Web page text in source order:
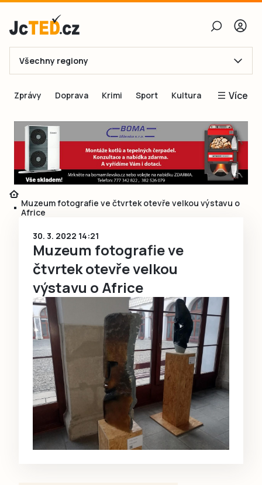
E-mail
Obnovit heslo
Přihlásit se
Všechny regiony
Zprávy Doprava Krimi Sport Kultura Více
Blogy
Inspirace
Čtenáři píší
Speciální přílohy
Muzeum fotografie ve čtvrtek otevře velkou výstavu o
Africe
30. 3. 2022 14:21
Muzeum fotografie ve
čtvrtek otevře velkou
výstavu o Africe